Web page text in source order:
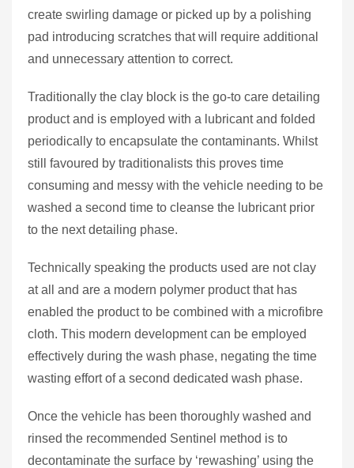
create swirling damage or picked up by a polishing
pad introducing scratches that will require additional
and unnecessary attention to correct.
Traditionally the clay block is the go-to care detailing
product and is employed with a lubricant and folded
periodically to encapsulate the contaminants. Whilst
still favoured by traditionalists this proves time
consuming and messy with the vehicle needing to be
washed a second time to cleanse the lubricant prior
to the next detailing phase.
Technically speaking the products used are not clay
at all and are a modern polymer product that has
enabled the product to be combined with a microfibre
cloth. This modern development can be employed
effectively during the wash phase, negating the time
wasting effort of a second dedicated wash phase.
Once the vehicle has been thoroughly washed and
rinsed the recommended Sentinel method is to
decontaminate the surface by ‘rewashing’ using the